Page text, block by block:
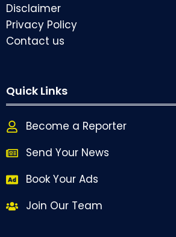
Disclaimer
Privacy Policy
Contact us
Quick Links
Become a Reporter
Send Your News
Book Your Ads
Join Our Team